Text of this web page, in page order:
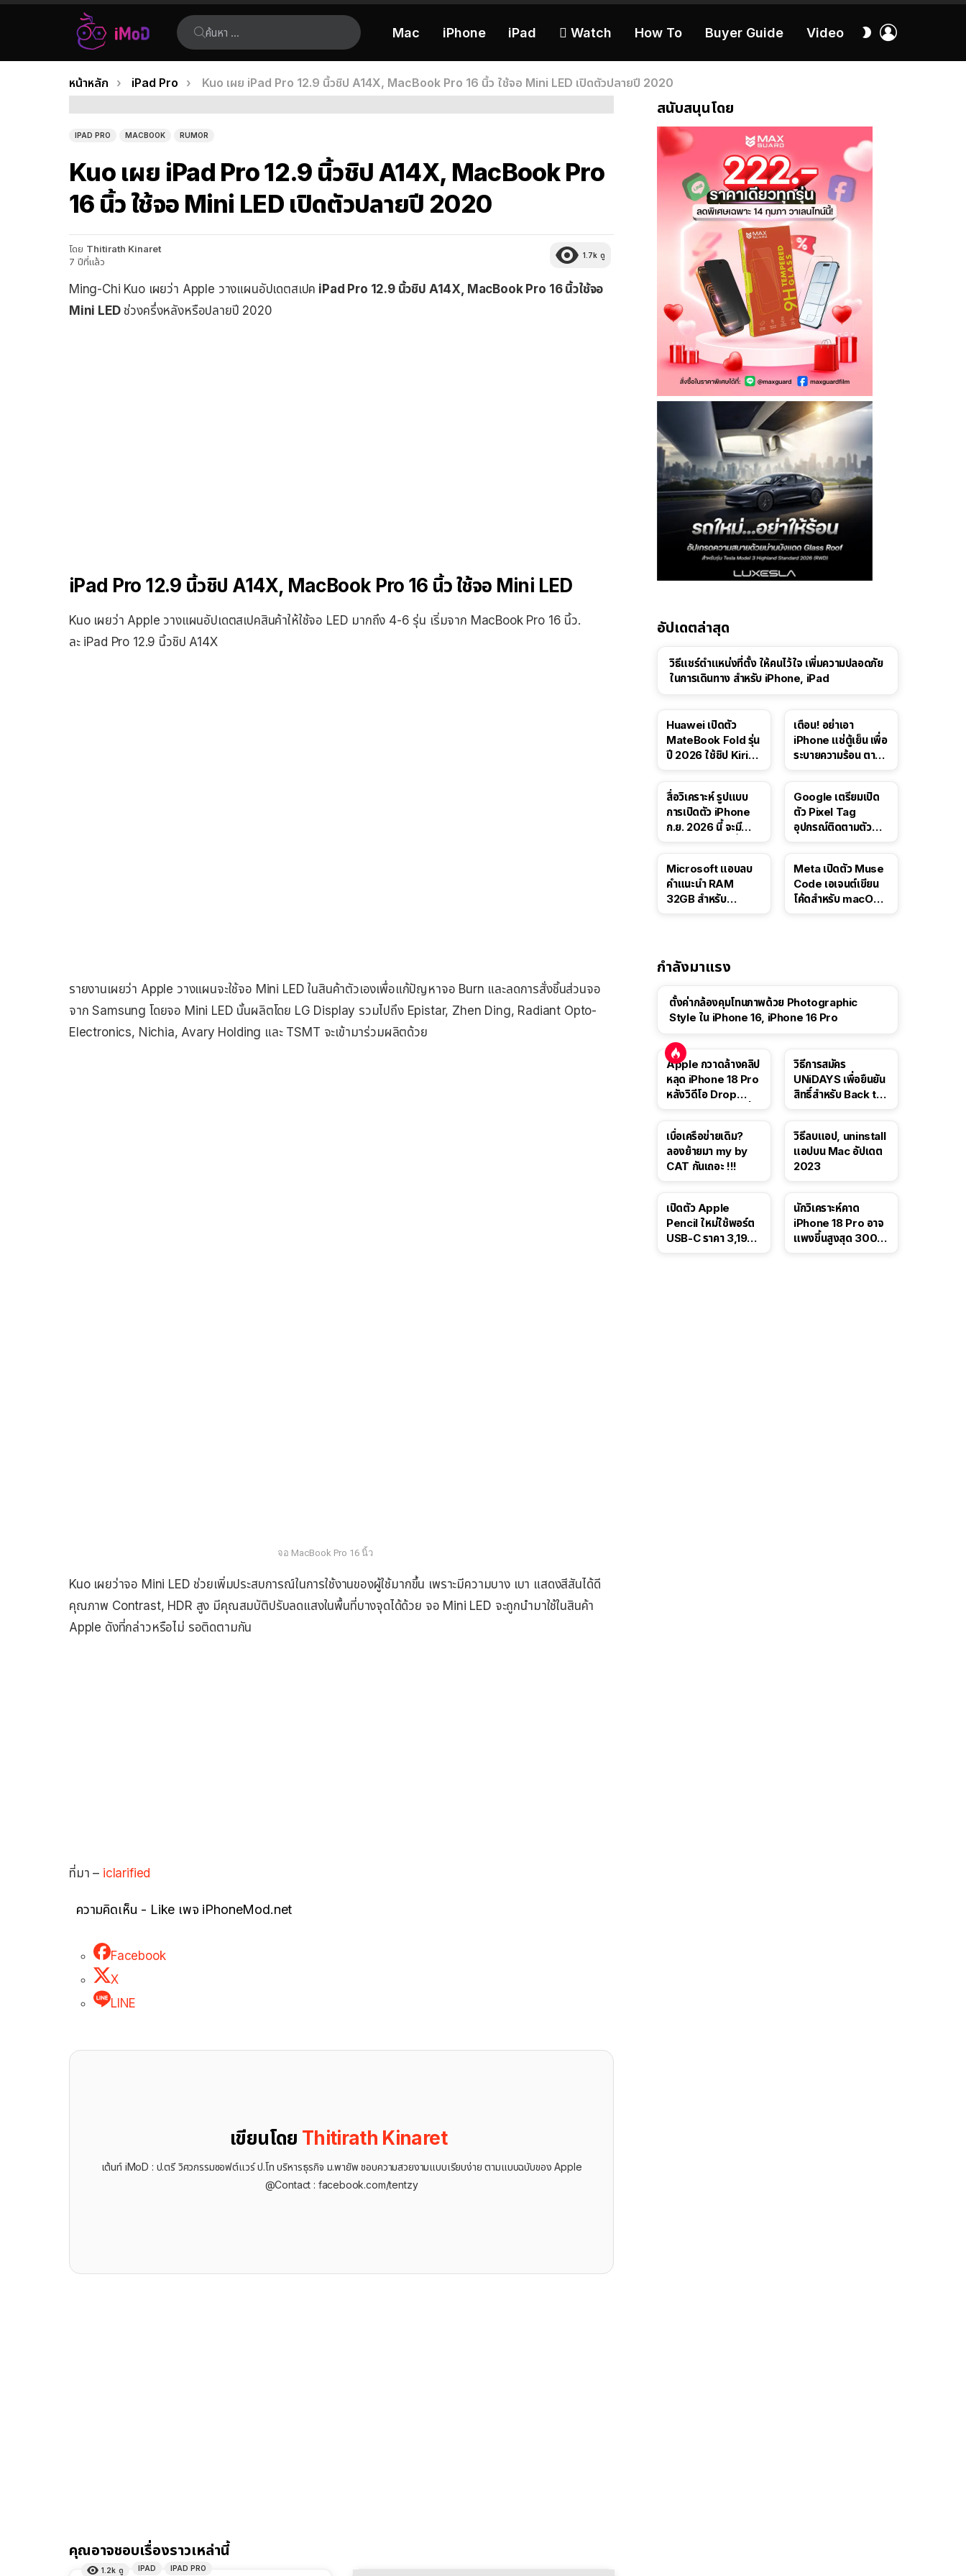
ค้นหา:
Mac iPhone iPad  Watch How To Buyer Guide Video
สลับ
เรื่อง
ล่าสุด
คุณอยู่ที่นี่:
หน้าหลัก iPad Pro Kuo เผย iPad Pro 12.9 นิ้วชิป A14X, MacBook Pro 16 นิ้ว ใช้จอ Mini LED เปิดตัวปลายปี 2020
IPAD PRO MACBOOK RUMOR
Kuo เผย iPad Pro 12.9 นิ้วชิป A14X, MacBook Pro
16 นิ้ว ใช้จอ Mini LED เปิดตัวปลายปี 2020
โดย Thitirath Kinaret
7 ปีที่แล้ว
1.7k ดู
Ming-Chi Kuo เผยว่า Apple วางแผนอัปเดตสเปค iPad Pro 12.9 นิ้วชิป A14X, MacBook Pro 16 นิ้วใช้จอ
Mini LEDช่วงครึ่งหลังหรือปลายปี 2020
iPad Pro 12.9 นิ้วชิป A14X, MacBook Pro 16 นิ้ว ใช้จอ Mini LED
Kuo เผยว่า Apple วางแผนอัปเดตสเปคสินค้าให้ใช้จอ LED มากถึง 4-6 รุ่น เริ่มจาก MacBook Pro 16 นิ้ว.
ละ iPad Pro 12.9 นิ้วชิป A14X
รายงานเผยว่า Apple วางแผนจะใช้จอ Mini LED ในสินค้าตัวเองเพื่อแก้ปัญหาจอ Burn และลดการสั่งชิ้นส่วนจอ
จาก Samsung โดยจอ Mini LED นั้นผลิตโดย LG Display รวมไปถึง Epistar, Zhen Ding, Radiant Opto-
Electronics, Nichia, Avary Holding และ TSMT จะเข้ามาร่วมผลิตด้วย
จอ MacBook Pro 16 นิ้ว
Kuo เผยว่าจอ Mini LED ช่วยเพิ่มประสบการณ์ในการใช้งานของผู้ใช้มากขึ้น เพราะมีความบาง เบา แสดงสีสันได้ดี
คุณภาพ Contrast, HDR สูง มีคุณสมบัติปรับลดแสงในพื้นที่บางจุดได้ด้วย จอ Mini LED จะถูกนำมาใช้ในสินค้า
Apple ดังที่กล่าวหรือไม่ รอติดตามกัน
ที่มา – iclarified
ความคิดเห็น - Like เพจ iPhoneMod.net
Facebook
X
LINE
เขียนโดย Thitirath Kinaret
เต้นท์ iMoD : ป.ตรี วิศวกรรมซอฟต์แวร์ ป.โท บริหารธุรกิจ ม.พายัพ ชอบความสวยงามแบบเรียบง่าย ตามแบบฉบับของ Apple
@Contact : facebook.com/tentzy
คุณอาจชอบเรื่องราวเหล่านี้
1.2k ดู IPAD IPAD PRO
สนับสนุนโดย
อัปเดตล่าสุด
วิธีแชร์ตำแหน่งที่ตั้ง ให้คนไว้ใจ เพิ่มความปลอดภัย
ในการเดินทาง สำหรับ iPhone, iPad
Huawei เปิดตัว
MateBook Fold รุ่น
ปี 2026 ใช้ชิป Kirin
เตือน! อย่าเอา
iPhone แช่ตู้เย็น เพื่อ
ระบายความร้อน ตาม
สื่อวิเคราะห์ รูปแบบ
การเปิดตัว iPhone
ก.ย. 2026 นี้ จะมี
Google เตรียมเปิด
ตัว Pixel Tag
อุปกรณ์ติดตามตัว
Microsoft แอบลบ
คำแนะนำ RAM
32GB สำหรับ
Meta เปิดตัว Muse
Code เอเจนต์เขียน
โค้ดสำหรับ macOS
กำลังมาแรง
ตั้งค่ากล้องคุมโทนภาพด้วย Photographic
Style ใน iPhone 16, iPhone 16 Pro
Apple กวาดล้างคลิป
หลุด iPhone 18 Pro
หลังวิดีโอ Drop
วิธีการสมัคร
UNiDAYS เพื่อยืนยัน
สิทธิ์สำหรับ Back to
เบื่อเครือข่ายเดิม?
ลองย้ายมา my by
CAT กันเถอะ !!!
วิธีลบแอป, uninstall
แอปบน Mac อัปเดต
2023
เปิดตัว Apple
Pencil ใหม่ใช้พอร์ต
USB-C ราคา 3,190
นักวิเคราะห์คาด
iPhone 18 Pro อาจ
แพงขึ้นสูงสุด 300